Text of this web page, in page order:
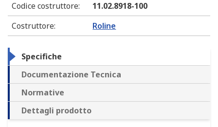
Codice costruttore:
11.02.8918-100
Costruttore: Roline
Specifiche
Documentazione Tecnica
Normative
Dettagli prodotto